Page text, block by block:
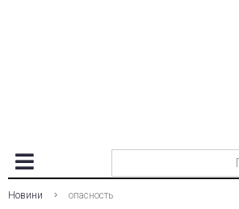
Новини опасность